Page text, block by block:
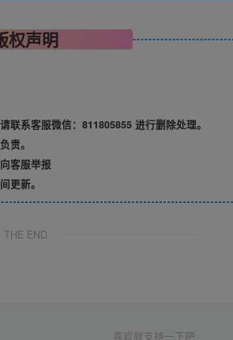
权声明
系客服微信：811805855 进行删除处理。
责。
客服举报
更新。
THE END
喜欢就支持一下吧